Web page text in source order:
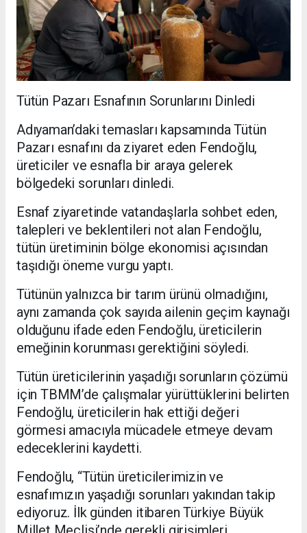
Tütün Pazarı Esnafının Sorunlarını Dinledi
Adıyaman’daki temasları kapsamında Tütün
Pazarı esnafını da ziyaret eden Fendoğlu,
üreticiler ve esnafla bir araya gelerek
bölgedeki sorunları dinledi.
Esnaf ziyaretinde vatandaşlarla sohbet eden,
talepleri ve beklentileri not alan Fendoğlu,
tütün üretiminin bölge ekonomisi açısından
taşıdığı öneme vurgu yaptı.
Tütünün yalnızca bir tarım ürünü olmadığını,
aynı zamanda çok sayıda ailenin geçim kaynağı
olduğunu ifade eden Fendoğlu, üreticilerin
emeğinin korunması gerektiğini söyledi.
Tütün üreticilerinin yaşadığı sorunların çözümü
için TBMM’de çalışmalar yürüttüklerini belirten
Fendoğlu, üreticilerin hak ettiği değeri
görmesi amacıyla mücadele etmeye devam
edeceklerini kaydetti.
Fendoğlu, “Tütün üreticilerimizin ve
esnafımızın yaşadığı sorunları yakından takip
ediyoruz. İlk günden itibaren Türkiye Büyük